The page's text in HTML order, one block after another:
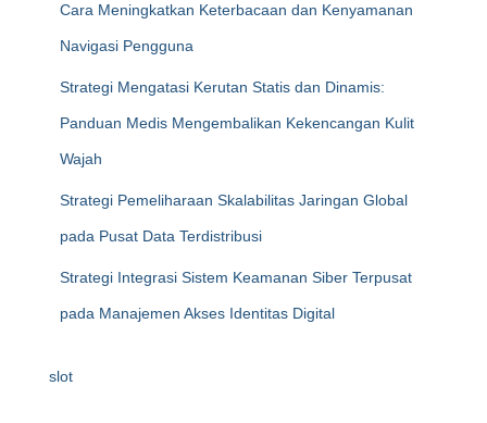
Cara Meningkatkan Keterbacaan dan Kenyamanan
Navigasi Pengguna
Strategi Mengatasi Kerutan Statis dan Dinamis:
Panduan Medis Mengembalikan Kekencangan Kulit
Wajah
Strategi Pemeliharaan Skalabilitas Jaringan Global
pada Pusat Data Terdistribusi
Strategi Integrasi Sistem Keamanan Siber Terpusat
pada Manajemen Akses Identitas Digital
slot